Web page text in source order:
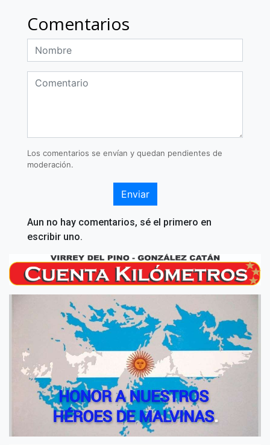
Comentarios
Los comentarios se envían y quedan pendientes de
moderación.
Enviar
Aun no hay comentarios, sé el primero en
escribir uno.